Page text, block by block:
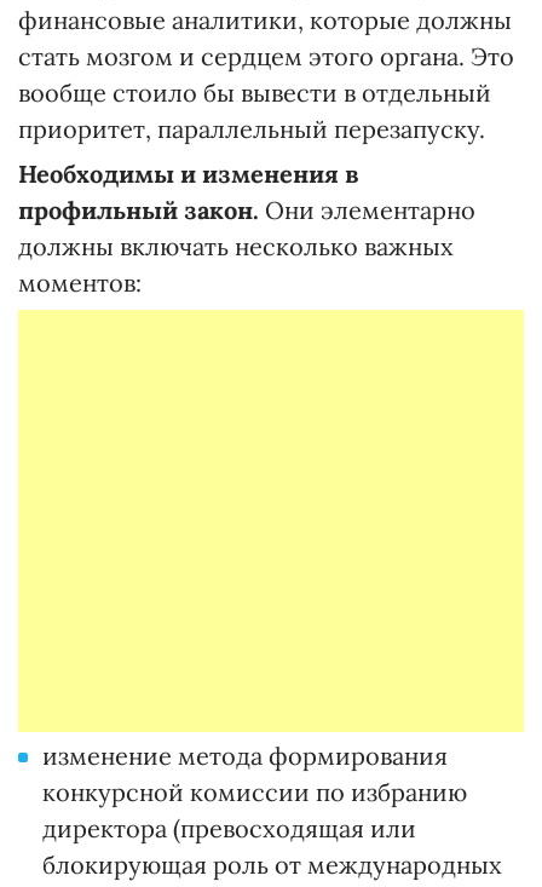
финансовые аналитики, которые должны
стать мозгом и сердцем этого органа. Это
вообще стоило бы вывести в отдельный
приоритет, параллельный перезапуску.
Необходимы и изменения в
профильный закон. Они элементарно
должны включать несколько важных
моментов:
изменение метода формирования
конкурсной комиссии по избранию
директора (превосходящая или
блокирующая роль от международных